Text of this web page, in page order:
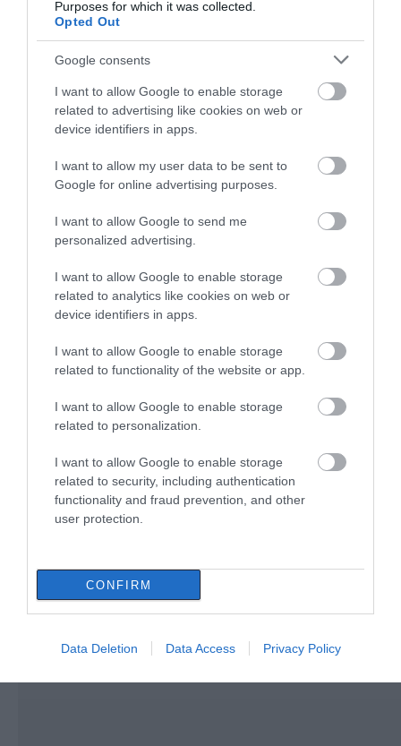
Purposes for which it was collected.
Opted Out
Google consents
I want to allow Google to enable storage
related to advertising like cookies on web or
device identifiers in apps.
I want to allow my user data to be sent to
Google for online advertising purposes.
I want to allow Google to send me
personalized advertising.
I want to allow Google to enable storage
related to analytics like cookies on web or
device identifiers in apps.
I want to allow Google to enable storage
related to functionality of the website or app.
I want to allow Google to enable storage
related to personalization.
I want to allow Google to enable storage
related to security, including authentication
functionality and fraud prevention, and other
user protection.
CONFIRM
Data Deletion Data Access Privacy Policy
08.08.2026 | 20:20
καταστροφικής πυρκαγιάς – Το
08.08.2026 | 20:00
καθιερωμένος έρανος για το
«Στιφάδο της Παναγίας»
Ο Αλέξης Τσίπρας παρουσιάζει το
στη Θεσσαλονίκη
08.08.2026 | 19:20
Εύβοια πριν πέντε χρόνια
08.08.2026 | 19:00
Σε δημοπρασία η μπάλα των
08.08.2026 | 18:40
Νότια Εύβοια: Μεγάλο
στη Γαλάζια Λίμνη! Εσύ
θα λείπεις;
στην Εύβοια
«Κόκκινος»
συναγερμός σήμερα
Φωτιά στην Εύβοια σε
ξερά χόρτα